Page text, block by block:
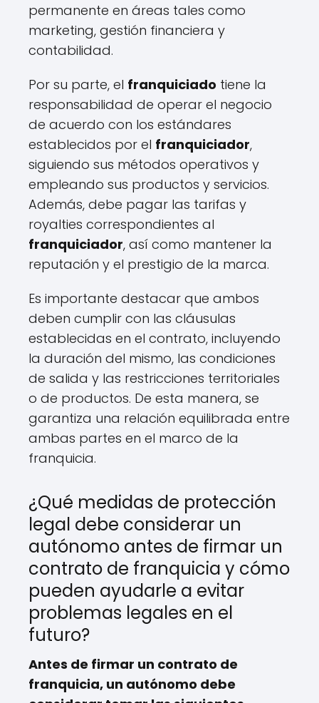
permanente en áreas tales como
marketing, gestión financiera y
contabilidad.
Por su parte, el franquiciado tiene la
responsabilidad de operar el negocio
de acuerdo con los estándares
establecidos por el franquiciador,
siguiendo sus métodos operativos y
empleando sus productos y servicios.
Además, debe pagar las tarifas y
royalties correspondientes al
franquiciador, así como mantener la
reputación y el prestigio de la marca.
Es importante destacar que ambos
deben cumplir con las cláusulas
establecidas en el contrato, incluyendo
la duración del mismo, las condiciones
de salida y las restricciones territoriales
o de productos. De esta manera, se
garantiza una relación equilibrada entre
ambas partes en el marco de la
franquicia.
¿Qué medidas de protección
legal debe considerar un
autónomo antes de firmar un
contrato de franquicia y cómo
pueden ayudarle a evitar
problemas legales en el
futuro?
Antes de firmar un contrato de
franquicia, un autónomo debe